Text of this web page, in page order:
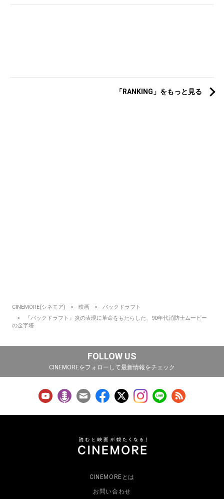
「RANKING」をもっと見る
CINEMORE(シネモア) 映画
バックドラフト
『バックドラフト』炎の表現に革命をもたらした、90年代消防士ムービー
の金字塔
FOLLOW US
CINEMOREをフォローして最新情報をチェック
CINEMOREとは
お問い合わせ